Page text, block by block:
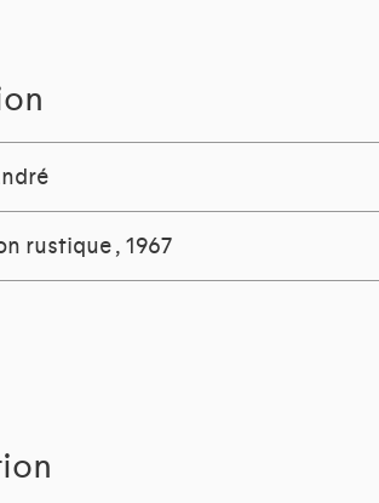
rustique , 1967